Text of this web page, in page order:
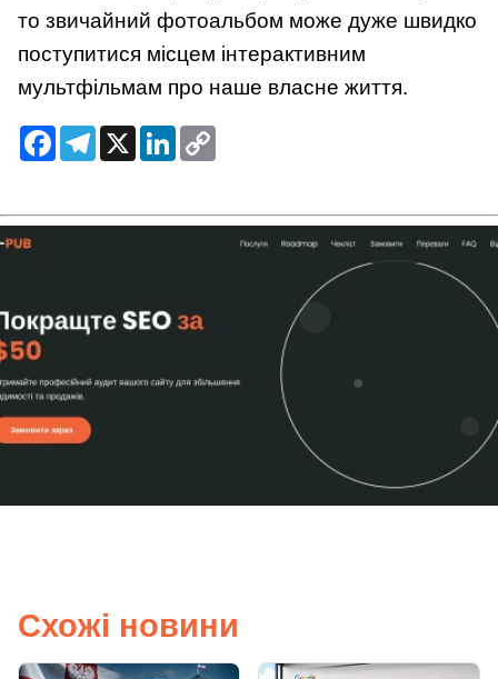
то звичайний фотоальбом може дуже швидко
поступитися місцем інтерактивним
мультфільмам про наше власне життя.
FacebookTelegram
X LinkedIn
Схожі новини